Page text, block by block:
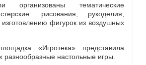
организованы тематические
рисования, рукоделия,
фигурок из воздушных
«Игротека» представила
разнообразные настольные игры.